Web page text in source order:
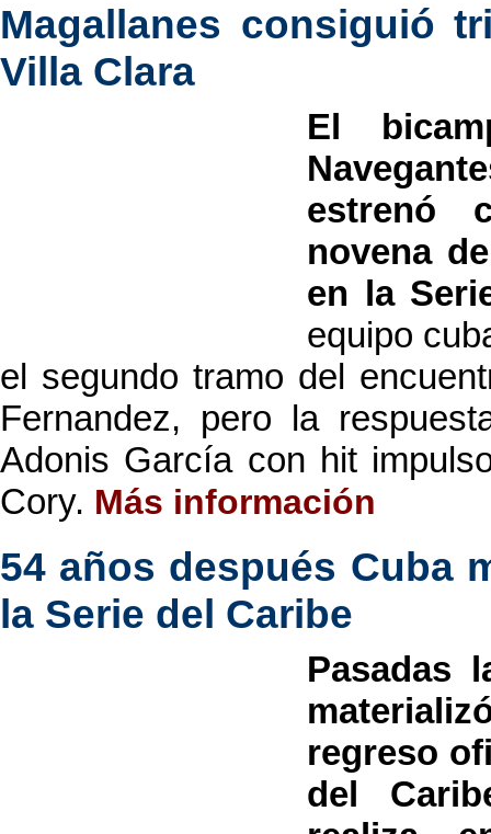
Magallanes consiguió
Villa Clara
El
estrenó
novena
en la
equipo
el segundo tramo del
Fernandez, pero la
Adonis García con hit
Cory. Más información
54 años después Cuba
la Serie del Caribe
Pasadas
regreso
del